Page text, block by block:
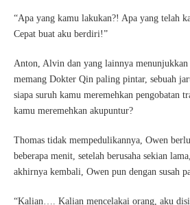
“Apa yang kamu lakukan?! Apa yang telah
Cepat buat aku berdiri!”
Anton, Alvin dan yang lainnya menunjukkan
memang Dokter Qin paling pintar, sebuah
siapa suruh kamu meremehkan pengobatan
kamu meremehkan akupuntur?
Thomas tidak mempedulikannya, Owen
beberapa menit, setelah berusaha sekian
akhirnya kembali, Owen pun dengan susah
“Kalian…. Kalian mencelakai orang, aku